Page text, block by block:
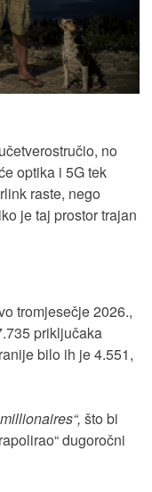
no
optika i 5G tek
raste, nego
je taj prostor trajan
tromjesečje 2026.,
priključaka
bilo ih je 4.551,
što bi
dugoročni